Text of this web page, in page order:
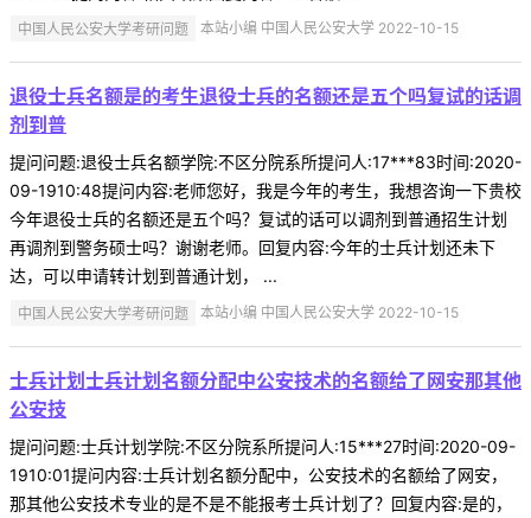
中国人民公安大学考研问题 本站小编 中国人民公安大学 2022-10-15
退役士兵名额是的考生退役士兵的名额还是五个吗复试的话调
剂到普
提问问题:退役士兵名额学院:不区分院系所提问人:17***83时间:2020-
09-1910:48提问内容:老师您好，我是今年的考生，我想咨询一下贵校
今年退役士兵的名额还是五个吗？复试的话可以调剂到普通招生计划
再调剂到警务硕士吗？谢谢老师。回复内容:今年的士兵计划还未下
达，可以申请转计划到普通计划， ...
中国人民公安大学考研问题 本站小编 中国人民公安大学 2022-10-15
士兵计划士兵计划名额分配中公安技术的名额给了网安那其他
公安技
提问问题:士兵计划学院:不区分院系所提问人:15***27时间:2020-09-
1910:01提问内容:士兵计划名额分配中，公安技术的名额给了网安，
那其他公安技术专业的是不是不能报考士兵计划了？回复内容:是的，